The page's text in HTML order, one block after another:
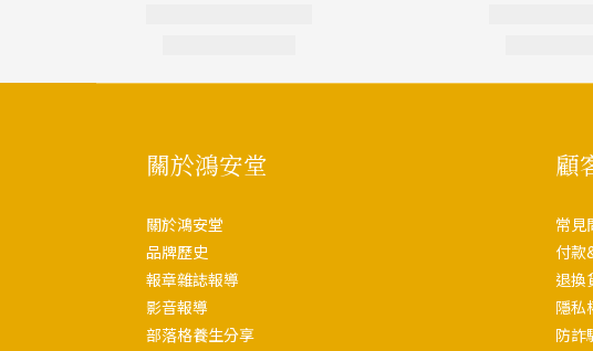
關於鴻安堂
關於鴻安堂
品牌歷史
報章雜誌報導
影音報導
部落格養生分享
顧
常見
付款
退換
隱私
防詐